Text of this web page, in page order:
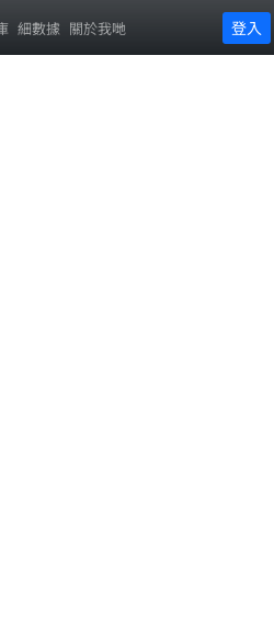
細數據 關於我哋 登入